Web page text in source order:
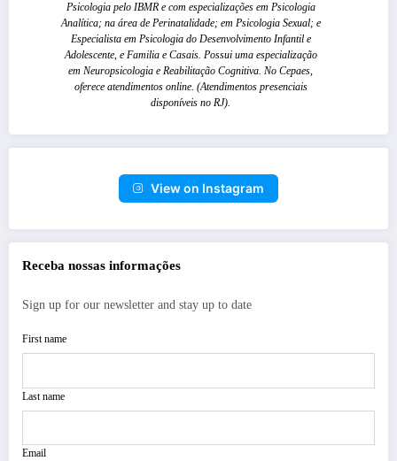
Psicologia pelo IBMR e com especializações em Psicologia
Analítica; na área de Perinatalidade; em Psicologia Sexual; e
Especialista em Psicologia do Desenvolvimento Infantil e
Adolescente, e Familia e Casais. Possui uma especialização
em Neuropsicologia e Reabilitação Cognitiva. No Cepaes,
oferece atendimentos online. (Atendimentos presenciais
disponíveis no RJ).
View on Instagram
Receba nossas informações
Sign up for our newsletter and stay up to date
First name
Last name
Email